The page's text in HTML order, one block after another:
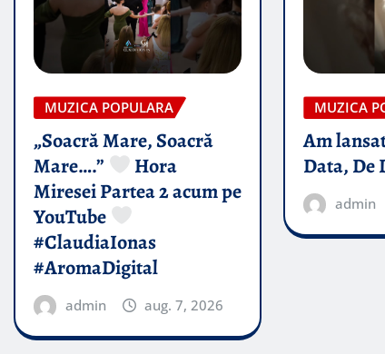
MUZICA POPULARA
„Soacră Mare, Soacră
Mare….”
Hora
Miresei Partea 2 acum pe
YouTube
#ClaudiaIonas
#AromaDigital
admin aug. 7, 2026
MUZICA
Am
Data, De
admin